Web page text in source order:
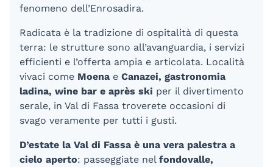
fenomeno dell’Enrosadira.
Radicata è la tradizione di ospitalità di questa
terra: le strutture sono all’avanguardia, i servizi
efficienti e l’offerta ampia e articolata. Località
vivaci come Moena e Canazei, gastronomia
ladina, wine bar e après ski per il divertimento
serale, in Val di Fassa troverete occasioni di
svago veramente per tutti i gusti.
D’estate la Val di Fassa è una vera palestra a
cielo aperto: passeggiate nel fondovalle,